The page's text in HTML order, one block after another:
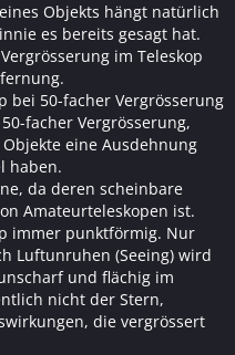
Objekts hängt natürlich
es bereits gesagt hat.
im Teleskop
bei 50-facher Vergrösserung
facher Vergrösserung,
eine Ausdehnung
haben.
da deren scheinbare
Amateurteleskopen ist.
immer punktförmig. Nur
Luftunruhen (Seeing) wird
und flächig im
nicht der Stern,
die vergrössert